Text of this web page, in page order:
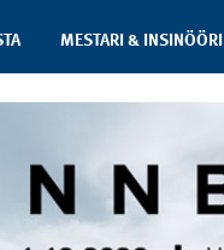
MESTARI & INSINÖÖRI